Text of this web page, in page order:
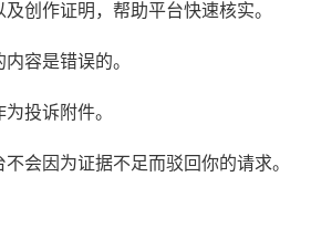
创作证明，帮助平台快速核实。
容是错误的。
投诉附件。
会因为证据不足而驳回你的请求。